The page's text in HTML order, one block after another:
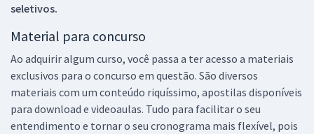
seletivos.
Material para concurso
Ao adquirir algum curso, você passa a ter acesso a materiais
exclusivos para o concurso em questão. São diversos
materiais com um conteúdo riquíssimo, apostilas disponíveis
para download e videoaulas. Tudo para facilitar o seu
entendimento e tornar o seu cronograma mais flexível, pois